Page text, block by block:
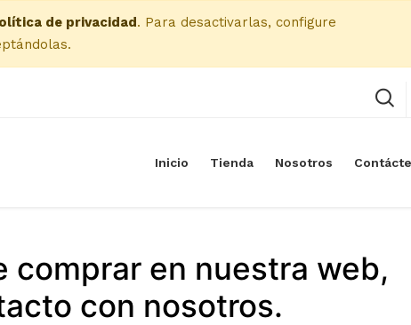
de privacidad. Para desactivarlas, configure
Inicio Tienda Nosotros
comprar en nuestra web,
con nosotros.